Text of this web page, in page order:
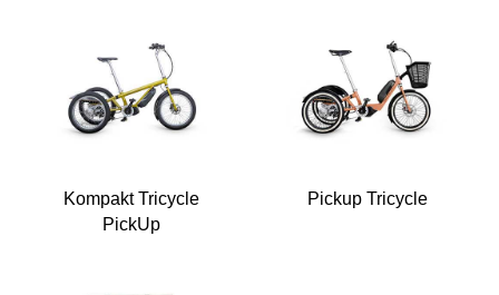
Kompakt Tricycle
PickUp
Pickup Tricycle